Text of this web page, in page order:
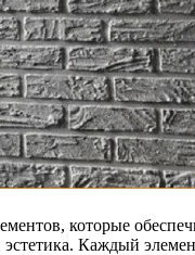
которые
Каждый